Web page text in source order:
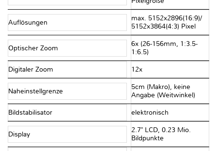
Auflösungen
max. 5152x2896(16:9)/​
5152x3864(4:3) Pixel
Optischer Zoom
6x (26-156mm, 1:3.5-
1:6.5)
Digitaler Zoom 12x
Naheinstellgrenze
5cm (Makro), keine
Angabe (Weitwinkel)
Bildstabilisator elektronisch
Display
2.7" LCD, 0.23 Mio.
Bildpunkte